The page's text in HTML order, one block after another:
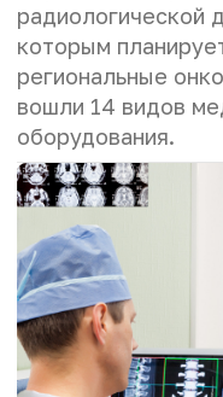
радиологической
которым
региональные
вошли 14 видов
оборудования.